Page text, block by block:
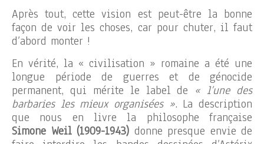
Après tout, cette vision est peut-être la bonne
façon de voir les choses, car pour chuter, il faut
d’abord monter !
En vérité, la « civilisation » romaine a été une
longue période de guerres et de génocide
permanent, qui mérite le label de « l’une des
barbaries les mieux organisées ». La description
que nous en livre la philosophe française
Simone Weil (1909-1943) donne presque envie de